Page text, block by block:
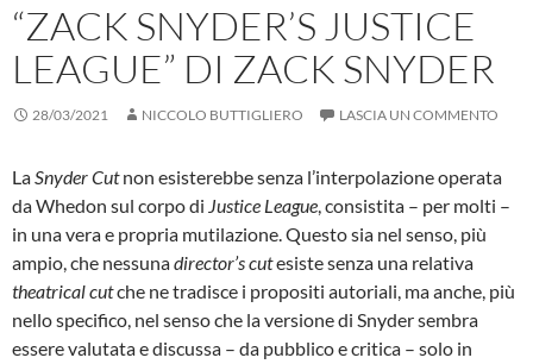
“ZACK SNYDER’S JUSTICE
LEAGUE” DI ZACK SNYDER
28/03/2021 NICCOLO BUTTIGLIERO LASCIA UN COMMENTO
LaSnyder Cutnon esisterebbe senza l’interpolazione operata
da Whedon sul corpo di Justice League, consistita – per molti –
in una vera e propria mutilazione. Questo sia nel senso, più
ampio, che nessunadirector’s cutesiste senza una relativa
theatrical cutche ne tradisce i propositi autoriali, ma anche, più
nello specifico, nel senso che la versione di Snyder sembra
essere valutata e discussa – da pubblico e critica – solo in